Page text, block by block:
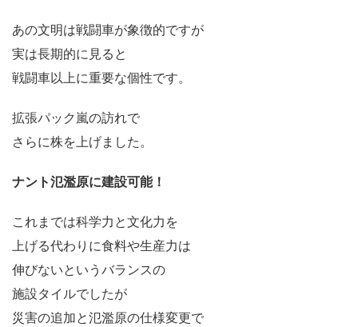
あの文明は戦闘車が象徴的ですが
実は長期的に見ると
戦闘車以上に重要な個性です。
拡張パック嵐の訪れで
さらに株を上げました。
ナント氾濫原に建設可能！
これまでは科学力と文化力を
上げる代わりに食料や生産力は
伸びないというバランスの
施設タイルでしたが
災害の追加と氾濫原の仕様変更で